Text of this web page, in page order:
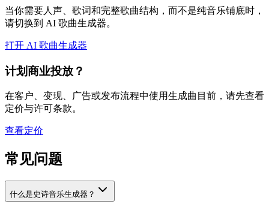
当你需要人声、歌词和完整歌曲结构，而不是纯音乐铺底时，
请切换到 AI 歌曲生成器。
打开 AI 歌曲生成器
计划商业投放？
在客户、变现、广告或发布流程中使用生成曲目前，请先查看
定价与许可条款。
查看定价
常见问题
什么是史诗音乐生成器？